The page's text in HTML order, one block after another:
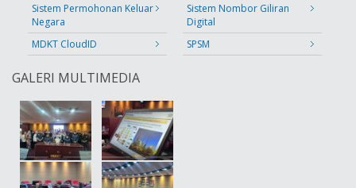
Sistem Permohonan Keluar
Negara
Sistem Nombor Giliran
Digital
MDKT CloudID
SPSM
GALERI MULTIMEDIA